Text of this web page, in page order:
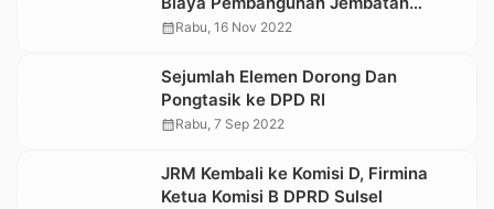
“Kembar” Malango’ Tahun 2023
calendar_monthRabu, 16 Nov 2022
Sejumlah Elemen Dorong Dan
Pongtasik ke DPD RI
calendar_monthRabu, 7 Sep 2022
JRM Kembali ke Komisi D, Firmina
Ketua Komisi B DPRD Sulsel